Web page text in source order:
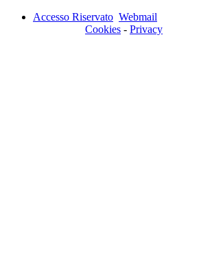
Accesso Riservato Webmail
Cookies - Privacy